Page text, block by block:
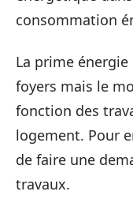
consommation
La prime
foyers mais le
fonction des
logement. Pour
de faire une
travaux.